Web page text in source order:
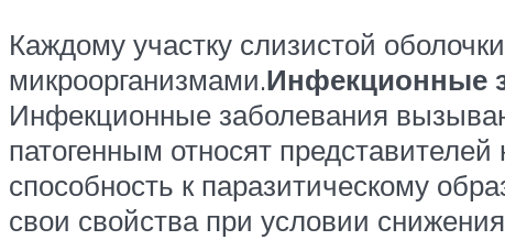
Каждому участку слизистой
микроорганизмами.Инфекционные
Инфекционные заболевания
патогенным относят
способность к паразитическому
свои свойства при условии